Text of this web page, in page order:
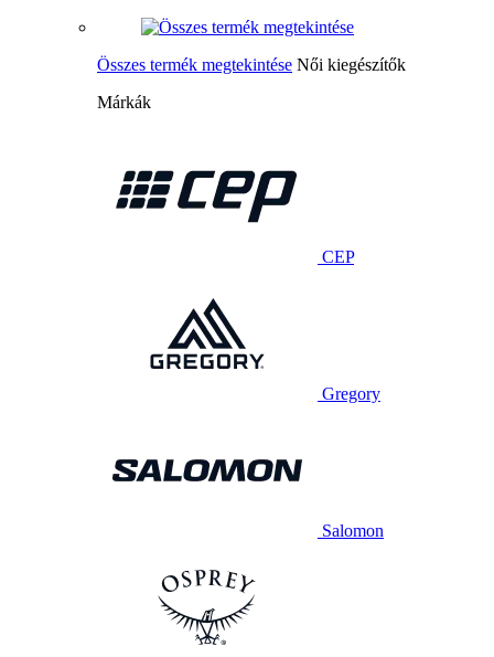
Összes termék megtekintése Női kiegészítők
Márkák
CEP
Gregory
Salomon